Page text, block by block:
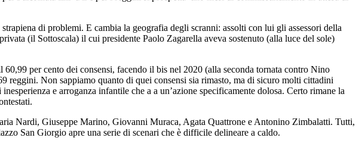
di problemi. E cambia la geografia degli scranni: assolti con lui gli assessori della
(il Sottoscala) il cui presidente Paolo Zagarella aveva sostenuto (alla luce del sole)
per cento dei consensi, facendo il bis nel 2020 (alla seconda tornata contro Nino
Non sappiamo quanto di quei consensi sia rimasto, ma di sicuro molti cittadini
e arroganza infantile che a a un’azione specificamente dolosa. Certo rimane la
Nardi, Giuseppe Marino, Giovanni Muraca, Agata Quattrone e Antonino Zimbalatti. Tutti,
San Giorgio apre una serie di scenari che è difficile delineare a caldo.